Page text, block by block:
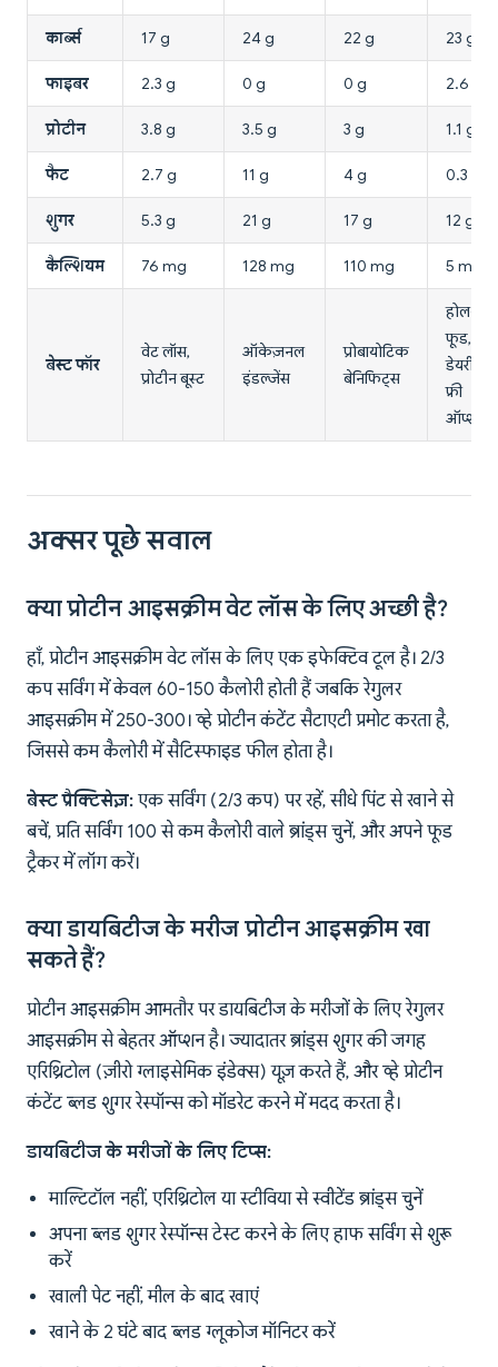
कार्ब्स 17 g 24 g 22 g 23 g
फाइबर 2.3 g 0 g 0 g 2.6 g
प्रोटीन 3.8 g 3.5 g 3 g 1.1 g
फैट 2.7 g 11 g 4 g 0.3 g
शुगर 5.3 g 21 g 17 g 12 g
कैल्शियम 76 mg 128 mg 110 mg 5 mg
बेस्ट फॉर
वेट लॉस,
प्रोटीन बूस्ट
ऑकेज़नल
इंडल्जेंस
प्रोबायोटिक
बेनिफिट्स
होल-
फूड,
डेयरी-
फ्री
ऑप्शन
अक्सर पूछे सवाल
क्या प्रोटीन आइसक्रीम वेट लॉस के लिए अच्छी है?
हाँ, प्रोटीन आइसक्रीम वेट लॉस के लिए एक इफेक्टिव टूल है। 2/3
कप सर्विंग में केवल 60-150 कैलोरी होती हैं जबकि रेगुलर
आइसक्रीम में 250-300। व्हे प्रोटीन कंटेंट सैटाएटी प्रमोट करता है,
जिससे कम कैलोरी में सैटिस्फाइड फील होता है।
बेस्ट प्रैक्टिसेज़: एक सर्विंग (2/3 कप) पर रहें, सीधे पिंट से खाने से
बचें, प्रति सर्विंग 100 से कम कैलोरी वाले ब्रांड्स चुनें, और अपने फूड
ट्रैकर में लॉग करें।
क्या डायबिटीज के मरीज प्रोटीन आइसक्रीम खा
सकते हैं?
प्रोटीन आइसक्रीम आमतौर पर डायबिटीज के मरीजों के लिए रेगुलर
आइसक्रीम से बेहतर ऑप्शन है। ज्यादातर ब्रांड्स शुगर की जगह
एरिथ्रिटोल (ज़ीरो ग्लाइसेमिक इंडेक्स) यूज़ करते हैं, और व्हे प्रोटीन
कंटेंट ब्लड शुगर रेस्पॉन्स को मॉडरेट करने में मदद करता है।
डायबिटीज के मरीजों के लिए टिप्स:
माल्टिटॉल नहीं, एरिथ्रिटोल या स्टीविया से स्वीटेंड ब्रांड्स चुनें
अपना ब्लड शुगर रेस्पॉन्स टेस्ट करने के लिए हाफ सर्विंग से शुरू
करें
खाली पेट नहीं, मील के बाद खाएं
खाने के 2 घंटे बाद ब्लड ग्लूकोज मॉनिटर करें